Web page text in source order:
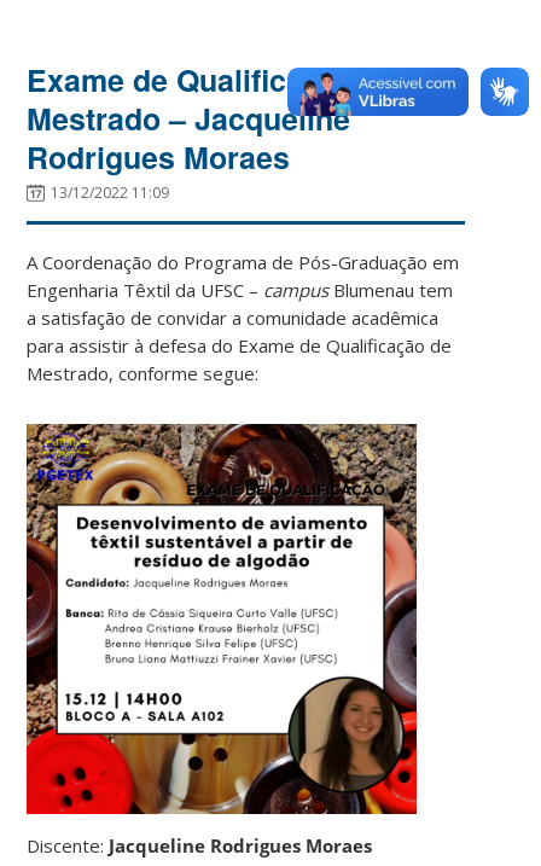
Exame de Qualificação de
Mestrado – Jacqueline
Rodrigues Moraes
13/12/2022 11:09
A Coordenação do Programa de Pós-Graduação em
Engenharia Têxtil da UFSC – campusBlumenau tem
a satisfação de convidar a comunidade acadêmica
para assistir à defesa do Exame de Qualificação de
Mestrado, conforme segue:
Discente: Jacqueline Rodrigues Moraes